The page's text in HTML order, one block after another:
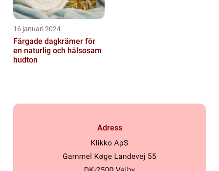
16 januari 2024
Färgade dagkrämer för
en naturlig och hälsosam
hudton
Adress